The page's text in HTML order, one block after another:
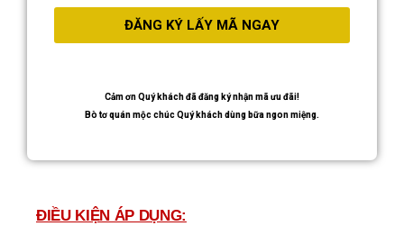
ĐĂNG KÝ LẤY MÃ NGAY
Cảm ơn Quý khách đã đăng ký nhận mã ưu đãi!
Bò tơ quán mộc chúc Quý khách dùng bữa ngon miệng.
ĐIỀU KIỆN ÁP DỤNG: